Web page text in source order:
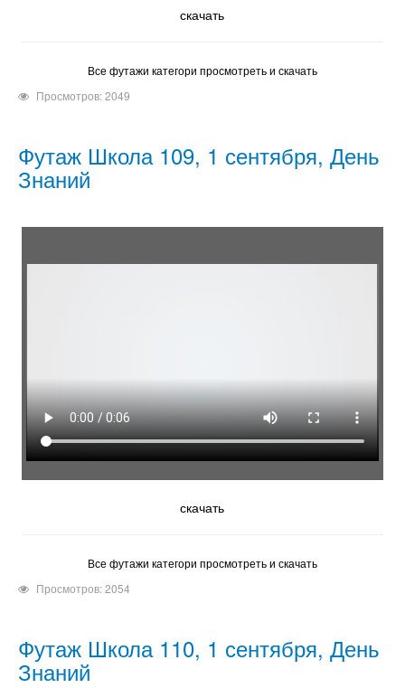
скачать
Все футажи категори просмотреть и скачать
Просмотров: 2049
Футаж Школа 109, 1 сентября, День
Знаний
скачать
Все футажи категори просмотреть и скачать
Просмотров: 2054
Футаж Школа 110, 1 сентября, День
Знаний